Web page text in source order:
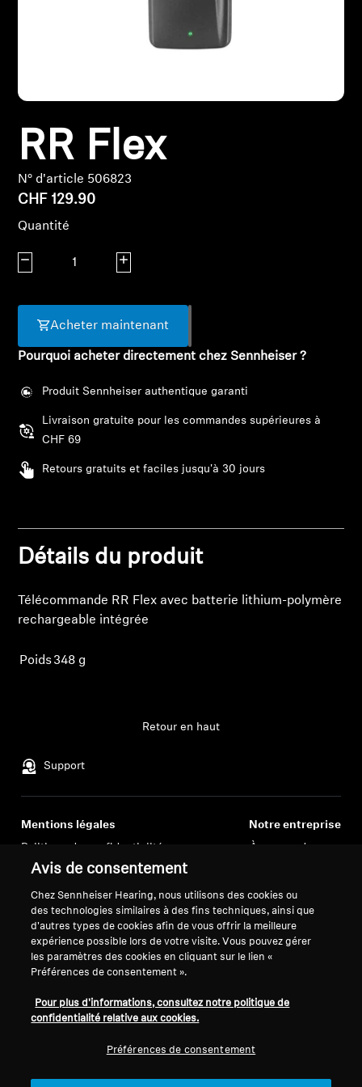
Audition par catégorie
Casques audio pour TV
Ressources audition
Pièces et accessoires d'origine pour l'audition
Barres de son
À propos de nous
Innovations
RR Flex
N° d'article 506823
CHF 129.90
Quantité
Diminuer la quantitéAugmenter la quantité
Acheter maintenant
Pourquoi acheter directement chez Sennheiser ?
Produit Sennheiser authentique garanti
Livraison gratuite pour les commandes supérieures à
CHF 69
Retours gratuits et faciles jusqu'à 30 jours
Détails du produit
Télécommande RR Flex avec batterie lithium-polymère
rechargeable intégrée
Poids348 g
Support
Retour en haut
Mentions légales
Politique de confidentialité
générale
ligne aux consommateurs
Politique de divulgation
coordonnée des vulnérabilités
Notre entreprise
À propos de nous
Salle de presse
Ambassadeurs de la
marque Sennheiser
Mentions légales Paramètres des cookies
© 2026 Sonova Consumer Hearing GmbH
Avis de consentement
Chez Sennheiser Hearing, nous utilisons des cookies ou
des technologies similaires à des fins techniques, ainsi que
d'autres types de cookies afin de vous offrir la meilleure
expérience possible lors de votre visite. Vous pouvez gérer
les paramètres des cookies en cliquant sur le lien «
Préférences de consentement ».
Pour plus d'informations, consultez notre politique de
confidentialité relative aux cookies.
Préférences de consentement
Connexion requise
vos articles précédemment enregistrés.